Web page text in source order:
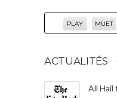
PLAY MUET
ACTUALITÉS
All Hail